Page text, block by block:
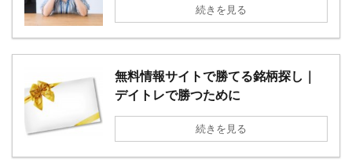
続きを見る
無料情報サイトで勝てる銘柄探し｜
デイトレで勝つために
続きを見る